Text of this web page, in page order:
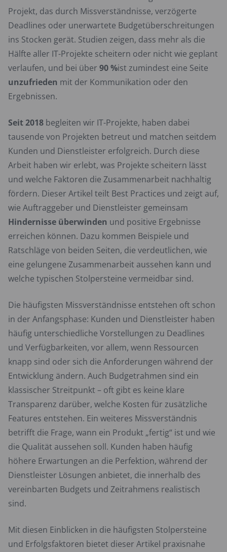
Projekt, das durch Missverständnisse, verzögerte
Deadlines oder unerwartete Budgetüberschreitungen
ins Stocken gerät. Studien zeigen, dass mehr als die
Hälfte aller IT-Projekte scheitern oder nicht wie geplant
verlaufen, und bei über 90 %ist zumindest eine Seite
unzufrieden mit der Kommunikation oder den
Ergebnissen.
Seit 2018 begleiten wir IT-Projekte, haben dabei
tausende von Projekten betreut und matchen seitdem
Kunden und Dienstleister erfolgreich. Durch diese
Arbeit haben wir erlebt, was Projekte scheitern lässt
und welche Faktoren die Zusammenarbeit nachhaltig
fördern. Dieser Artikel teilt Best Practices und zeigt auf,
wie Auftraggeber und Dienstleister gemeinsam
Hindernisse überwinden und positive Ergebnisse
erreichen können. Dazu kommen Beispiele und
Ratschläge von beiden Seiten, die verdeutlichen, wie
eine gelungene Zusammenarbeit aussehen kann und
welche typischen Stolpersteine vermeidbar sind.
Die häufigsten Missverständnisse entstehen oft schon
in der Anfangsphase: Kunden und Dienstleister haben
häufig unterschiedliche Vorstellungen zu Deadlines
und Verfügbarkeiten, vor allem, wenn Ressourcen
knapp sind oder sich die Anforderungen während der
Entwicklung ändern. Auch Budgetrahmen sind ein
klassischer Streitpunkt – oft gibt es keine klare
Transparenz darüber, welche Kosten für zusätzliche
Features entstehen. Ein weiteres Missverständnis
betrifft die Frage, wann ein Produkt „fertig“ ist und wie
die Qualität aussehen soll. Kunden haben häufig
höhere Erwartungen an die Perfektion, während der
Dienstleister Lösungen anbietet, die innerhalb des
vereinbarten Budgets und Zeitrahmens realistisch
sind.
Mit diesen Einblicken in die häufigsten Stolpersteine
und Erfolgsfaktoren bietet dieser Artikel praxisnahe